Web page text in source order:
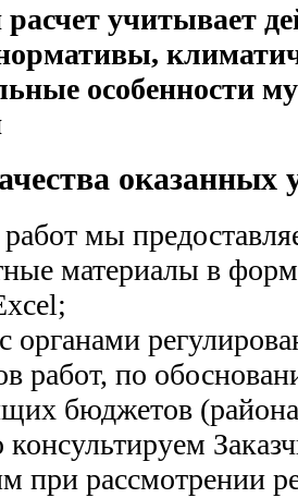
учитывает
особенности
оказанных
работ мы
материалы в
органами
работ, по
бюджетов
консультируем
при рассмотрении